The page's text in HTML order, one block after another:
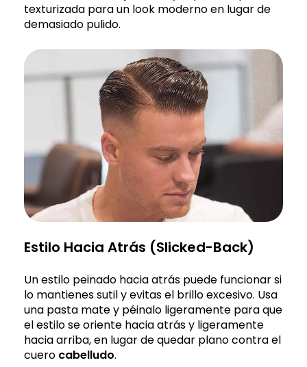
texturizada para un look moderno en lugar de
demasiado pulido.
Estilo Hacia Atrás (Slicked-Back)
Un estilo peinado hacia atrás puede funcionar si
lo mantienes sutil y evitas el brillo excesivo. Usa
una pasta mate y péinalo ligeramente para que
el estilo se oriente hacia atrás y ligeramente
hacia arriba, en lugar de quedar plano contra el
cuero cabelludo.